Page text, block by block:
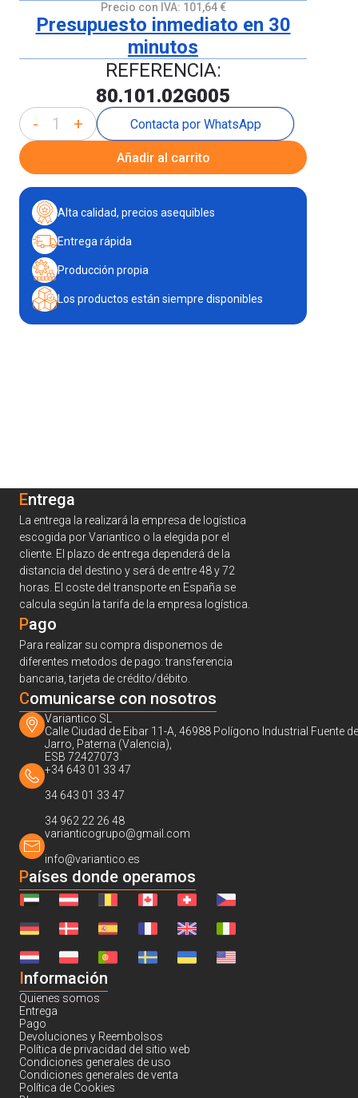
Precio con IVA: 101,64 €
Presupuesto inmediato en 30
minutos
REFERENCIA:
80.101.02G005
- + Contacta por WhatsApp
Añadir al carrito
Alta calidad, precios asequibles
Entrega rápida
Producción propia
Los productos están siempre disponibles
Entrega
La entrega la realizará la empresa de logística
escogida por Variantico o la elegida por el
cliente. El plazo de entrega dependerá de la
distancia del destino y será de entre 48 y 72
horas. El coste del transporte en España se
calcula según la tarifa de la empresa logística.
Pago
Para realizar su compra disponemos de
diferentes metodos de pago: transferencia
bancaria, tarjeta de crédito/débito.
Comunicarse con nosotros
Variantico SL
Calle Ciudad de Eibar 11-A, 46988 Polígono Industrial Fuente
Jarro, Paterna (Valencia),
ESB 72427073
+34 643 01 33 47
34 643 01 33 47
34 962 22 26 48
varianticogrupo@gmail.com
info@variantico.es
Países donde operamos
Información
Quienes somos
Entrega
Pago
Devoluciones y Reembolsos
Política de privacidad del sitio web
Condiciones generales de uso
Condiciones generales de venta
Política de Cookies